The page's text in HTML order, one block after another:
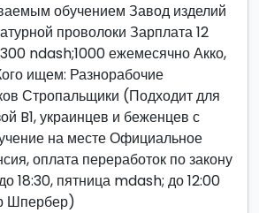
обучением Завод изделий
проволоки Зарплата 12
ndash;1000 ежемесячно Акко,
ищем: Разнорабочие
Стропальщики (Подходит для
B1, украинцев и беженцев с
на месте Официальное
оплата переработок по закону
18:30, пятница mdash; до 12:00
Шпербер)